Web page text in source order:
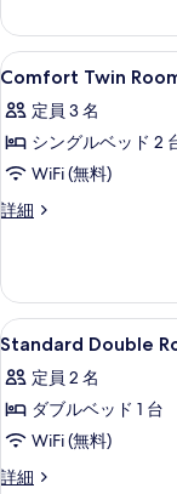
写
真
を
表
示
る
屋
禁
煙
の
す
べ
て
真
を
表
示
す
る
ー
4
人
屋
禁
の
詳
細
Comfort
Twin
Room
の
す
べ
写
真
を
表
示
す
3
Comfort Twin
定員 3 名
シングルベッド 2
WiFi (無料)
詳細
Comfort
詳
細
Standard
Double
Room
の
す
べ
7
Standard Double
定員 2 名
ダブルベッド 1 台
WiFi (無料)
詳細
Standard